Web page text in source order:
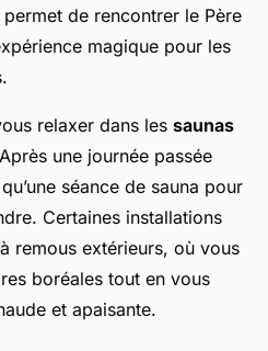
de rencontrer le Père
magique pour les
relaxer dans les saunas
une journée passée
séance de sauna pour
Certaines installations
remous extérieurs, où vous
boréales tout en vous
et apaisante.